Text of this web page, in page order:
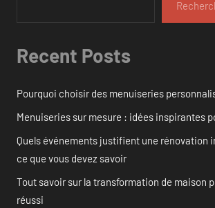
Recent Posts
Pourquoi choisir des menuiseries
Menuiseries sur mesure : idées inspirantes
Quels événements justifient une rénovation
ce que vous devez savoir
Tout savoir sur la transformation de maison
réussi